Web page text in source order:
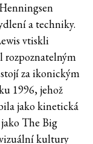
a techniky.
vtiskli
rozpoznatelným
za ikonickým
1996, jehož
jako kinetická
The Big
kultury